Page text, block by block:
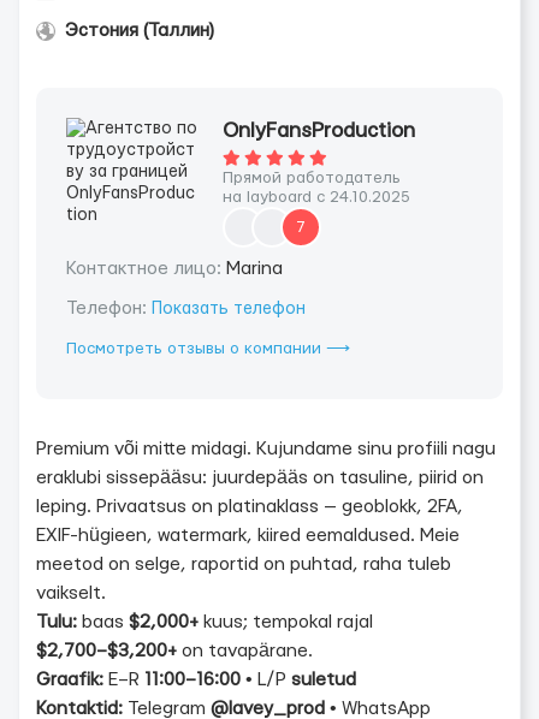
Эстония (Таллин)
OnlyFansProduction
Прямой работодатель
на layboard с 24.10.2025
7
Контактное лицо: Marina
Телефон: Показать телефон
Посмотреть отзывы о компании ⟶
Premium või mitte midagi. Kujundame sinu profiili nagu
eraklubi sissepääsu: juurdepääs on tasuline, piirid on
leping. Privaatsus on platinaklass — geoblokk, 2FA,
EXIF-hügieen, watermark, kiired eemaldused. Meie
meetod on selge, raportid on puhtad, raha tuleb
vaikselt.
Tulu: baas $2,000+ kuus; tempokal rajal
$2,700–$3,200+ on tavapärane.
Graafik: E–R 11:00–16:00 • L/P suletud
Kontaktid: Telegram @lavey_prod • WhatsApp